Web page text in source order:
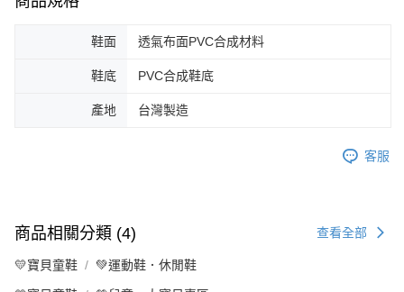
鞋面 透氣布面PVC合成材料
鞋底 PVC合成鞋底
產地 台灣製造
客服
商品相關分類 (4) 查看全部
💛寶貝童鞋 💚運動鞋．休閒鞋